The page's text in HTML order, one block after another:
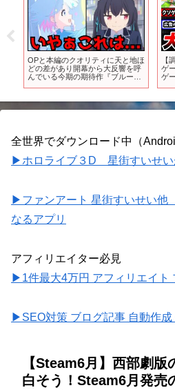
OPと本編のクオリティに天と地ほ
どの差があり開幕から大反響を呼
んでいる今期の期待作『ブルーア
画】
【
ゲ
ゲ
ビ
全世界でダウンロード中（
▶ホロライブ３D 星街すいせい
▶ファンアート 星街すいせい
なるアプリ
アフィリエイター必見
▶1件最大4万円 アフィリエイト
▶SEO対策 ブログ記事 自動作成
【Steam6月】西部劇
白そう！Steam6月発売